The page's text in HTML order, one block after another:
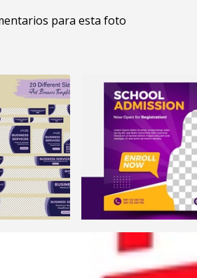
para esta foto